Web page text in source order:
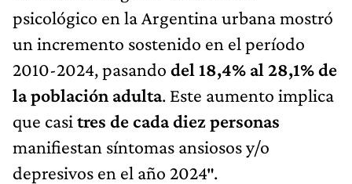
psicológico en la Argentina urbana mostró
un incremento sostenido en el período
2010-2024, pasando del 18,4% al 28,1% de
la población adulta. Este aumento implica
que casi tres de cada diez personas
manifiestan síntomas ansiosos y/o
depresivos en el año 2024″.